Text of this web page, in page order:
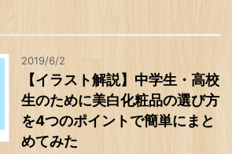
2019/6/2
【イラスト解説】中学生・高校
生のために美白化粧品の選び方
を4つのポイントで簡単にまと
めてみた